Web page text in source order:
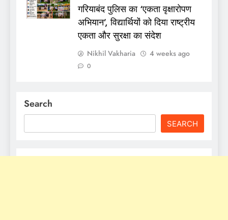
गरियाबंद पुलिस का ‘एकता वृक्षारोपण
अभियान’, विद्यार्थियों को दिया राष्ट्रीय
एकता और सुरक्षा का संदेश
Nikhil Vakharia 4 weeks ago
0
Search
SEARCH